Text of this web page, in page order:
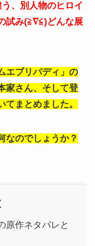
、別人物のヒロイ
試み(≧∇≦)どんな展
エブリバディ」の
家さん、そして登
まとめました。
なのでしょうか？
原作ネタバレと